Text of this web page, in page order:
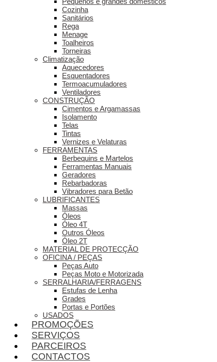
Cozinha
Sanitários
Rega
Menage
Toalheiros
Torneiras
Climatização
Aquecedores
Esquentadores
Termoacumuladores
Ventiladores
CONSTRUÇÃO
Cimentos e Argamassas
Isolamento
Telas
Tintas
Vernizes e Velaturas
FERRAMENTAS
Berbequins e Martelos
Ferramentas Manuais
Geradores
Rebarbadoras
Vibradores para Betão
LUBRIFICANTES
Massas
Óleos
Óleo 4T
Outros Óleos
Óleo 2T
MATERIAL DE PROTECÇÃO
OFICINA / PEÇAS
Peças Auto
Peças Moto e Motorizada
SERRALHARIA/FERRAGENS
Estufas de Lenha
Grades
Portas e Portões
USADOS
PROMOÇÕES
SERVIÇOS
PARCEIROS
CONTACTOS